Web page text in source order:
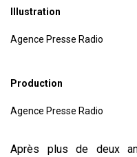
Illustration
Agence Presse Radio
Production
Agence Presse Radio
Après plus de deux